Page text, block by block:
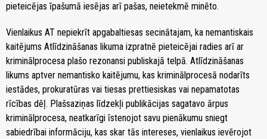
pieteicējas īpašumā iesējas arī pašas, neietekmē minēto.
Vienlaikus AT nepiekrīt apgabaltiesas secinātajam, ka nemantiskais
kaitējums Atlīdzināšanas likuma izpratnē pieteicējai radies arī ar
kriminālprocesa plašo rezonansi publiskajā telpā. Atlīdzināšanas
likums aptver nemantisko kaitējumu, kas kriminālprocesā nodarīts
iestādes, prokuratūras vai tiesas prettiesiskas vai nepamatotas
rīcības dēļ. Plašsaziņas līdzekļi publikācijas sagatavo ārpus
kriminālprocesa, neatkarīgi īstenojot savu pienākumu sniegt
sabiedrībai informāciju, kas skar tās intereses, vienlaikus ievērojot